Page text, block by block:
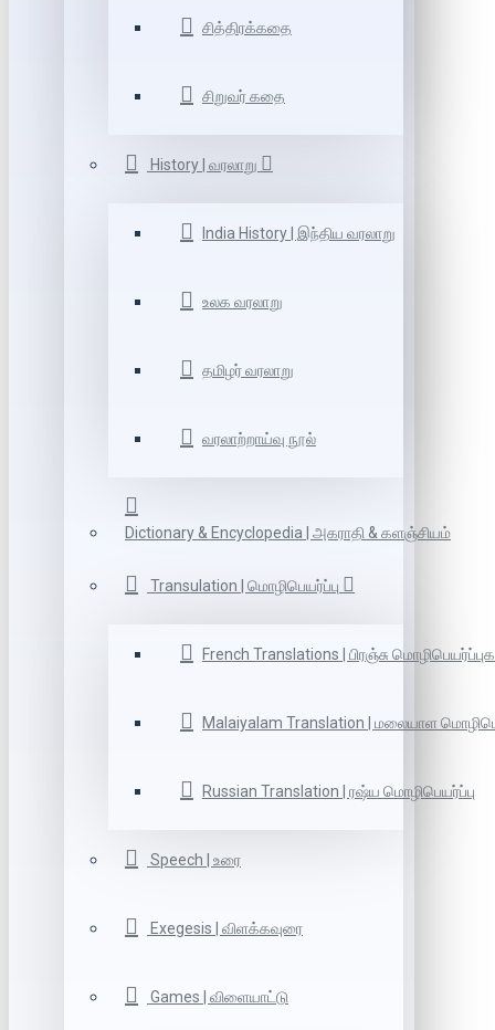
சித்திரக்கதை
சிறுவர் கதை
History | வரலாறு
India History | இந்திய வரலாறு
உலக வரலாறு
தமிழர் வரலாறு
வரலாற்றாய்வு நூல்
Dictionary & Encyclopedia | அகராதி & களஞ்சியம்
Transulation | மொழிபெயர்ப்பு
French Translations | பிரஞ்சு
Malaiyalam Translation | மலையாள
Russian Translation | ரஷ்ய மொழிபெயர்ப்பு
Speech | உரை
Exegesis | விளக்கவுரை
Games | விளையாட்டு